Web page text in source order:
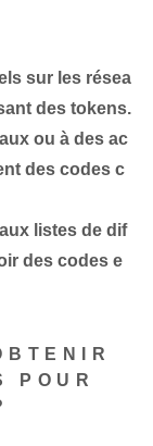
sur les résea
des tokens.
ou à des ac
des codes c
listes de dif
des codes e
POUR⁤